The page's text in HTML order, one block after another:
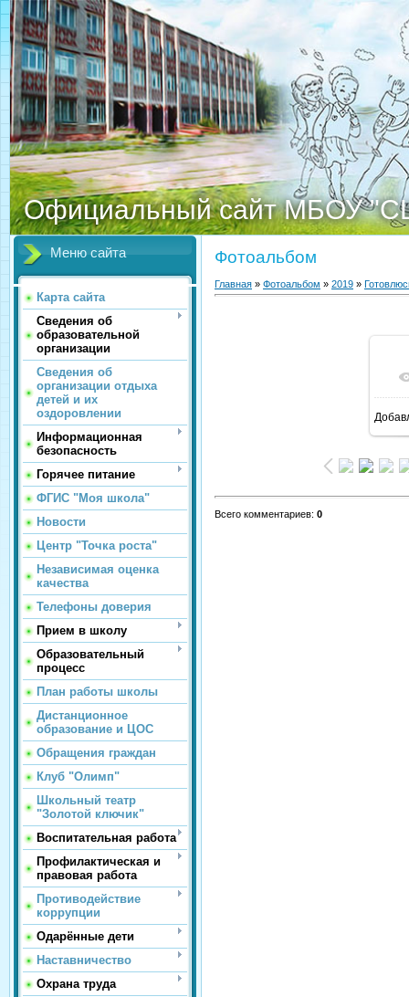
Официальный сайт МБОУ
Меню сайта
Карта сайта
Сведения об
образовательной
организации
Сведения об
организации отдыха
детей и их
оздоровлении
Информационная
безопасность
Горячее питание
ФГИС "Моя школа"
Новости
Центр "Точка роста"
Независимая оценка
качества
Телефоны доверия
Прием в школу
Образовательный
процесс
План работы школы
Дистанционное
образование и ЦОС
Обращения граждан
Клуб "Олимп"
Школьный театр
"Золотой ключик"
Воспитательная работа
Профилактическая и
правовая работа
Противодействие
коррупции
Одарённые дети
Наставничество
Охрана труда
Фотоальбом
Главная » Фотоальбом » 2019 »
Всего комментариев: 0